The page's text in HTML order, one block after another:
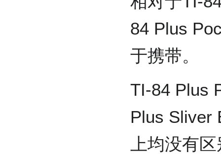
84 Plus
于携带。
TI-84 Plus
Plus Sliver
上均没有